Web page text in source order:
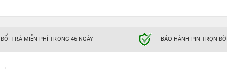
ĐỔI TRẢ MIỄN PHÍ TRONG 46 NGÀY BẢO HÀNH PIN TRỌN ĐỜI